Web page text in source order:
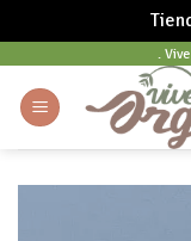
content
.